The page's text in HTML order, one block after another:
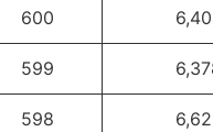
600
599
598